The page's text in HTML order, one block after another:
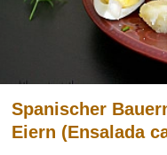
Spanischer
Eiern (Ensalada